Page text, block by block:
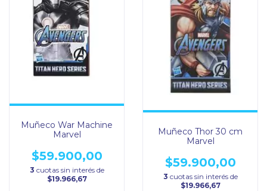
Muñeco War Machine
Marvel
$59.900,00
3 cuotas sin interés de
$19.966,67
Muñeco Thor 30 cm
Marvel
$59.900,00
3 cuotas sin interés de
$19.966,67